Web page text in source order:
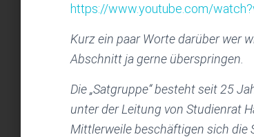
https://www.youtube.com/
Kurz ein paar Worte darüber wer
Abschnitt ja gerne überspringen.
Die „Satgruppe“ besteht seit 25
unter der Leitung von Studienrat
Mittlerweile beschäftigen sich die